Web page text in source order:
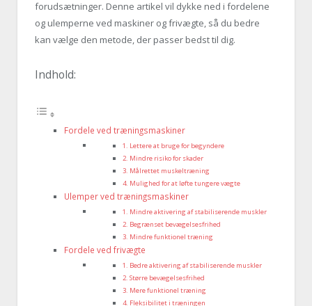
forudsætninger. Denne artikel vil dykke ned i fordelene
og ulemperne ved maskiner og frivægte, så du bedre
kan vælge den metode, der passer bedst til dig.
Indhold:
Fordele ved træningsmaskiner
1. Lettere at bruge for begyndere
2. Mindre risiko for skader
3. Målrettet muskeltræning
4. Mulighed for at løfte tungere vægte
Ulemper ved træningsmaskiner
1. Mindre aktivering af stabiliserende muskler
2. Begrænset bevægelsesfrihed
3. Mindre funktionel træning
Fordele ved frivægte
1. Bedre aktivering af stabiliserende muskler
2. Større bevægelsesfrihed
3. Mere funktionel træning
4. Fleksibilitet i træningen